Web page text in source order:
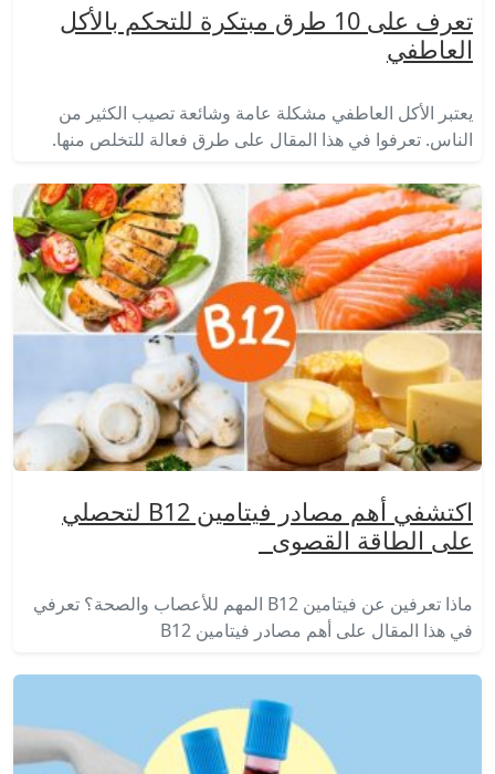
تعرف على 10 طرق مبتكرة للتحكم بالأكل
العاطفي
يعتبر الأكل العاطفي مشكلة عامة وشائعة تصيب الكثير من
الناس. تعرفوا في هذا المقال على طرق فعالة للتخلص منها.
اكتشفي أهم مصادر فيتامين B12 لتحصلي
على الطاقة القصوى
ماذا تعرفين عن فيتامين B12 المهم للأعصاب والصحة؟ تعرفي
في هذا المقال على أهم مصادر فيتامين B12